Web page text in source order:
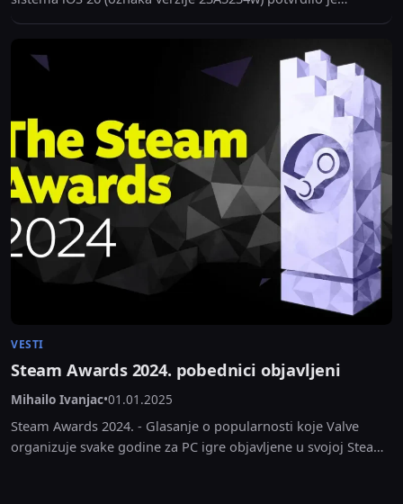
dugotrajne glasine. Interna lista uređaja, do koje je...
VESTI
Steam Awards 2024. pobednici objavljeni
Mihailo Ivanjac•01.01.2025
Steam Awards 2024. - Glasanje o popularnosti koje Valve
organizuje svake godine za PC igre objavljene u svojoj Steam